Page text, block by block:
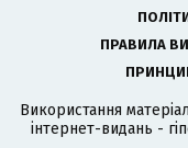
ПРАВИЛА
Використання
інтернет-видань -